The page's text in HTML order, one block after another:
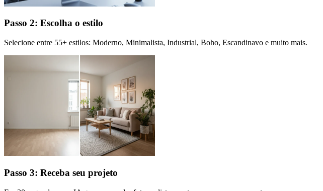
Passo 2: Escolha o estilo
Selecione entre 55+ estilos: Moderno, Minimalista, Industrial, Boho, Escandinavo e muito mais.
Passo 3: Receba seu projeto